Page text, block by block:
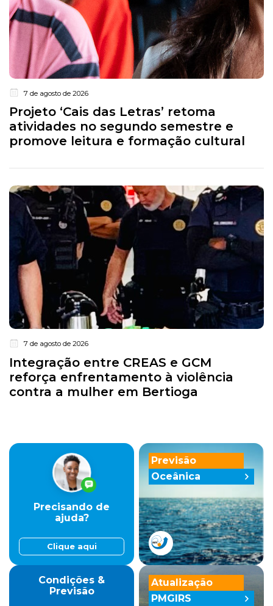
7 de agosto de 2026
Projeto ‘Cais das Letras’ retoma
atividades no segundo semestre e
promove leitura e formação cultural
7 de agosto de 2026
Integração entre CREAS e GCM
reforça enfrentamento à violência
contra a mulher em Bertioga
Previsão
Oceânica
Precisando de
ajuda?
Clique aqui
Condições &
Previsão
Atualização
PMGIRS